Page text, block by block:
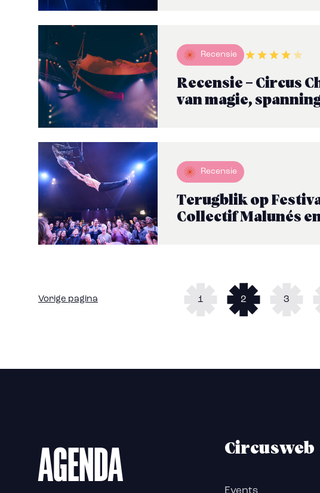
Recensie
Recensie – Circus
van magie,
Recensie
Terugblik op
Collectif Malunés
Vorige pagina 1 2 3
AGENDA Circusweb
Events